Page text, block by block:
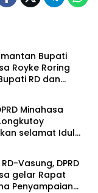
Bupati
Royke Roring
RD dan
Minahasa
selamat Idul
Vasung, DPRD
gelar Rapat
Penyampaian